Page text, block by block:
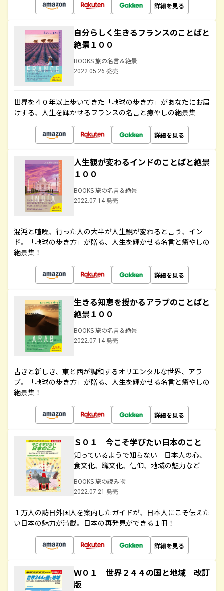
詳細を見る
自分らしく生きるフランスのことばと
絶景１００
BOOKS 旅の名言＆絶景
2022.05.26 発売
世界を４０年以上歩いてきた「地球の歩き方」があなたにお届
けする、人生を輝かせるフランスの名言と癒やしの絶景集
詳細を見る
人生観が変わるインドのことばと絶景
１００
BOOKS 旅の名言＆絶景
2022.07.14 発売
混沌と喧噪、行った人の大半が人生観が変わると言う、イン
ド。「地球の歩き方」が贈る、人生を輝かせる名言と癒やしの
絶景集！
詳細を見る
生きる知恵を授かるアラブのことばと
絶景１００
BOOKS 旅の名言＆絶景
2022.07.14 発売
古きと新しき、東と西が調和するオリエンタルな世界、アラ
ブ。「地球の歩き方」が贈る、人生を輝かせる名言と癒やしの
絶景集！
詳細を見る
Ｓ０１ 今こそ学びたい日本のこと
知っているようで知らない 日本人の心、
食文化、職文化、信仰、地域の魅力など
BOOKS 旅の読み物
2022.07.21 発売
１万人の訪日外国人を案内したガイドが、日本人にこそ伝えた
い日本の魅力が満載。日本の再発見ができる１冊！
詳細を見る
Ｗ０１ 世界２４４の国と地域 改訂
版